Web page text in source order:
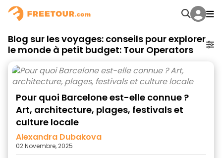
Blog sur les voyages: conseils pour explorer
le monde à petit budget: Tour Operators
Pour quoi Barcelone est-elle connue ?
Art, architecture, plages, festivals et
culture locale
Alexandra Dubakova
02 Novembre, 2025